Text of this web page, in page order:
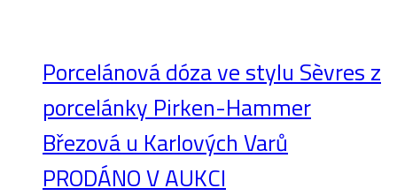
Porcelánová dóza ve stylu Sèvres z
porcelánky Pirken-Hammer
Březová u Karlových Varů
PRODÁNO V AUKCI